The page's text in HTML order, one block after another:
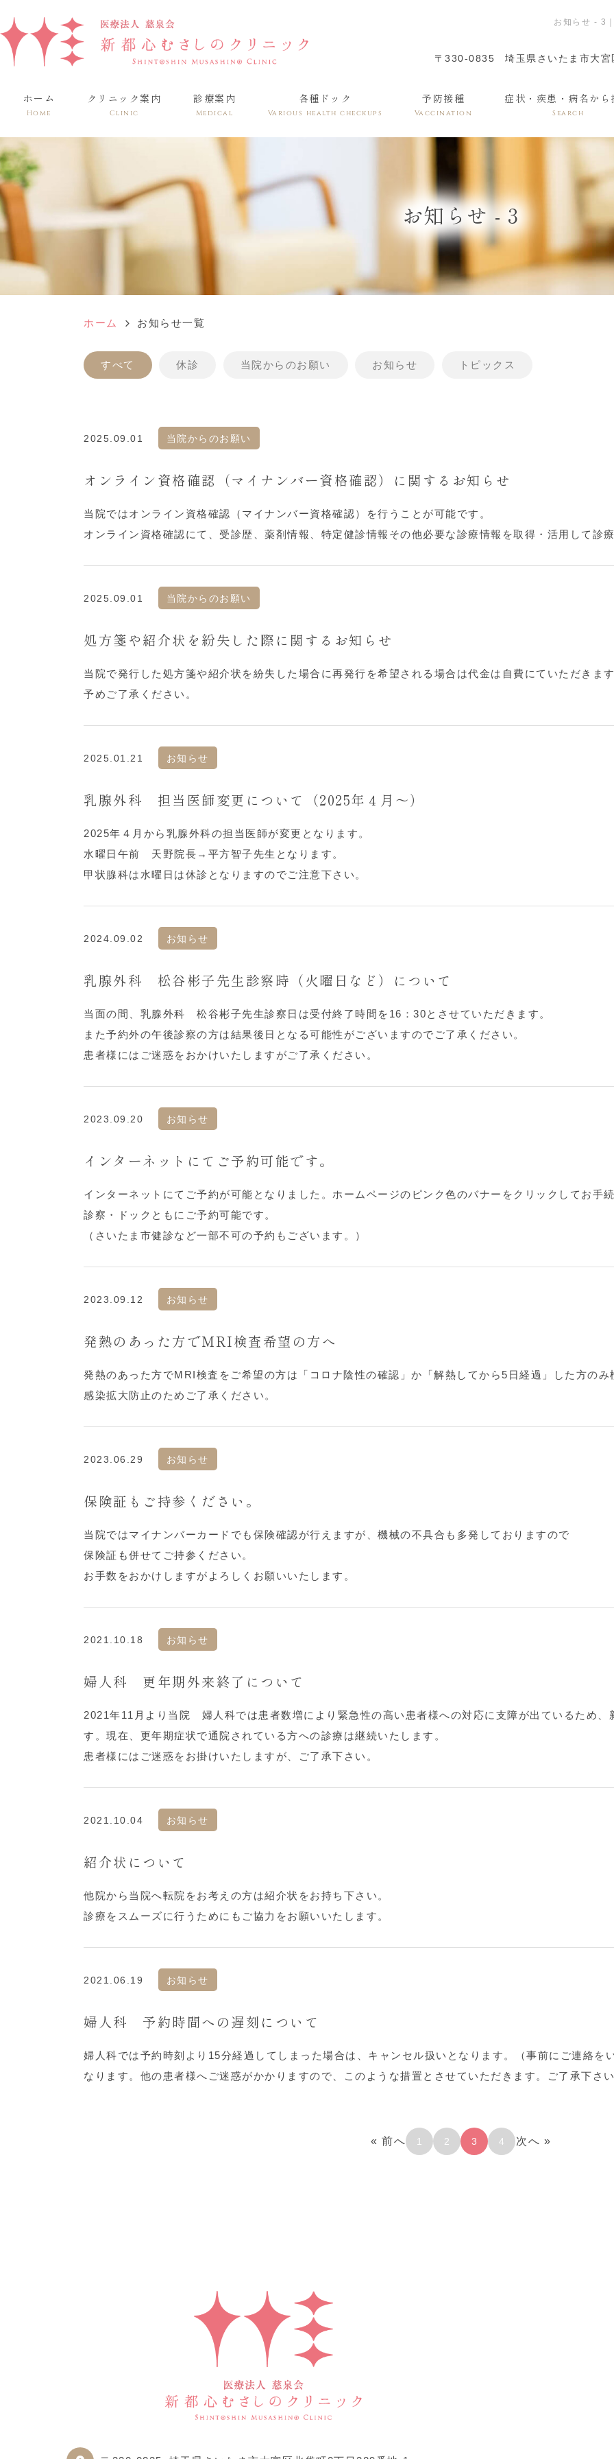
お知らせ - 3
〒330-0835 埼玉県さいたま市大
ホーム
Home
クリニック案内
Clinic
診療案内
Medical
各種ドック
Various health checkups
予防接種
Vaccination
症状・疾患・病名から
Search
お知らせ - 3
ホーム お知らせ一覧
すべて 休診 当院からのお願い お知らせ トピックス
2025.09.01 当院からのお願い
オンライン資格確認（マイナンバー資格確認）に関するお知らせ
当院ではオンライン資格確認（マイナンバー資格確認）を行うことが可能です。
オンライン資格確認にて、受診歴、薬剤情報、特定健診情報その他必要な診療情報を取得・活用して診
2025.09.01 当院からのお願い
処方箋や紹介状を紛失した際に関するお知らせ
当院で発行した処方箋や紹介状を紛失した場合に再発行を希望される場合は代金は自費にていただきます
予めご了承ください。
2025.01.21 お知らせ
乳腺外科 担当医師変更について（2025年４月～）
2025年４月から乳腺外科の担当医師が変更となります。
水曜日午前 天野院長→平方智子先生となります。
甲状腺科は水曜日は休診となりますのでご注意下さい。
2024.09.02 お知らせ
乳腺外科 松谷彬子先生診察時（火曜日など）について
当面の間、乳腺外科 松谷彬子先生診察日は受付終了時間を16：30とさせていただきます。
また予約外の午後診察の方は結果後日となる可能性がございますのでご了承ください。
患者様にはご迷惑をおかけいたしますがご了承ください。
2023.09.20 お知らせ
インターネットにてご予約可能です。
インターネットにてご予約が可能となりました。ホームページのピンク色のバナーをクリックしてお手
診察・ドックともにご予約可能です。
（さいたま市健診など一部不可の予約もございます。）
2023.09.12 お知らせ
発熱のあった方でMRI検査希望の方へ
発熱のあった方でMRI検査をご希望の方は「コロナ陰性の確認」か「解熱してから5日経過」した方のみ
感染拡大防止のためご了承ください。
2023.06.29 お知らせ
保険証もご持参ください。
当院ではマイナンバーカードでも保険確認が行えますが、機械の不具合も多発しておりますので
保険証も併せてご持参ください。
お手数をおかけしますがよろしくお願いいたします。
2021.10.18 お知らせ
婦人科 更年期外来終了について
2021年11月より当院 婦人科では患者数増により緊急性の高い患者様への対応に支障が出ているため、
す。現在、更年期症状で通院されている方への診療は継続いたします。
患者様にはご迷惑をお掛けいたしますが、ご了承下さい。
2021.10.04 お知らせ
紹介状について
他院から当院へ転院をお考えの方は紹介状をお持ち下さい。
診療をスムーズに行うためにもご協力をお願いいたします。
2021.06.19 お知らせ
婦人科 予約時間への遅刻について
婦人科では予約時刻より15分経過してしまった場合は、キャンセル扱いとなります。（事前にご連絡を
なります。他の患者様へご迷惑がかかりますので、このような措置とさせていただきます。ご了承下さい
« 前へ 1 2 3 4 次へ »